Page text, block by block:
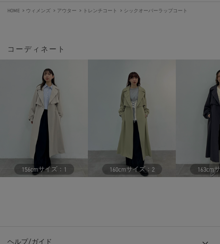
HOME > ウィメンズ > アウター > トレンチコート > シックオーバーラップコート
コーディネート
156cmサイズ： 1 160cmサイズ： 2 163cm
ヘルプ/ガイド